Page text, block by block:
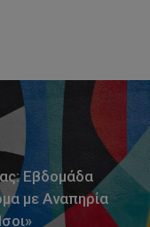
Εβδομάδα
με Αναπηρία